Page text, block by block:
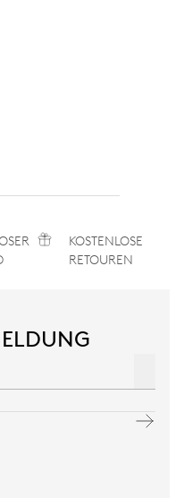
KOSTENLOSE
RETOUREN